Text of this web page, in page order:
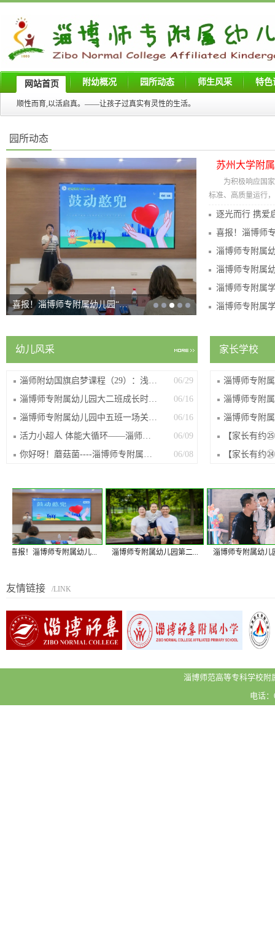
网站首页 附幼概况 园所动态 师生风采 特色
顺性而育,以活启真。——让孩子过真实有灵性的生活。
园所动态
喜报！淄博师专附属幼儿园“…
苏州大学附
为积极响应国
标准、高质量运行
幼儿风采
06/29
淄师附幼国旗启梦课程（29）：浅夏忆童...
06/16
淄博师专附属幼儿园大二班成长时光记
06/16
淄博师专附属幼儿园中五班一场关于桥的探索
06/09
活力小超人 体能大循环——淄师附幼小二...
06/08
你好呀！蘑菇菌----淄博师专附属幼儿园...
家长学校
报！淄博师专附属幼儿... 淄博师专附属幼儿园第二... 淄博师专附属幼儿园
友情链接 /LINK
淄博师范高等专科学校
电话